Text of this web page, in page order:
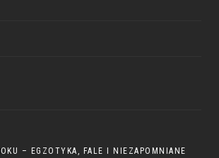
– EGZOTYKA, FALE I NIEZAPOMNIANE